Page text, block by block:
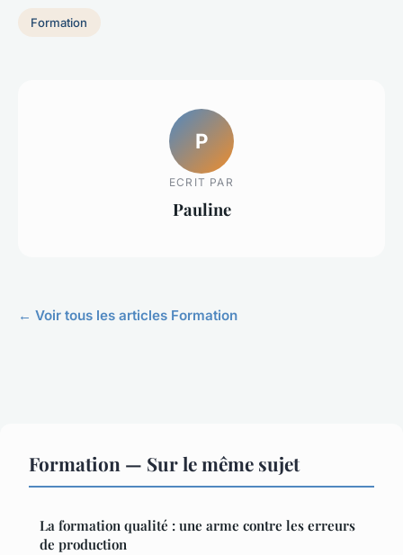
Formation
P
ECRIT PAR
Pauline
← Voir tous les articles Formation
Formation — Sur le même sujet
La formation qualité : une arme contre les erreurs
de production